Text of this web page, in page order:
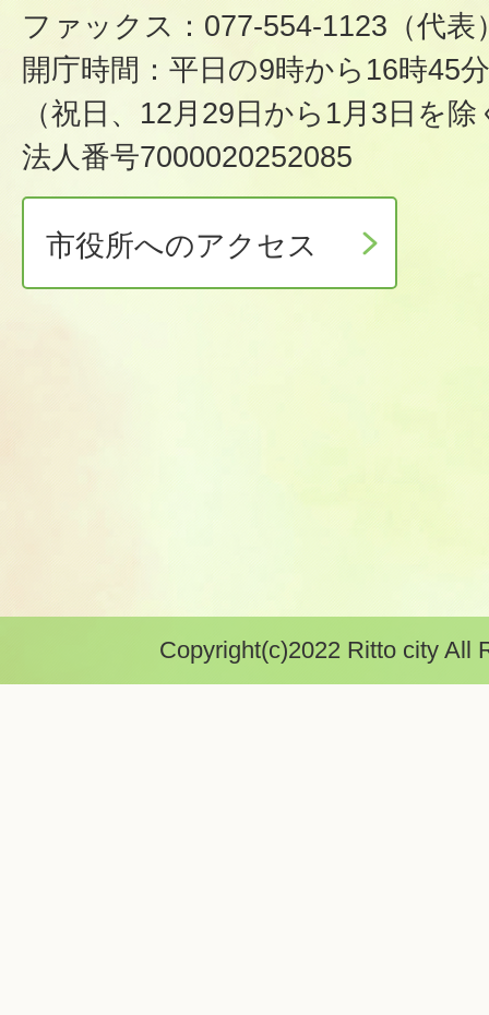
ファックス：077-554-1123（代表
開庁時間：平日の9時から16時45分
（祝日、12月29日から1月3日を除
法人番号7000020252085
市役所へのアクセス
Copyright(c)2022 Ritto city All